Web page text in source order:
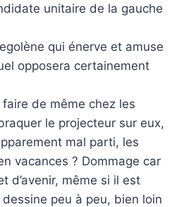
unitaire de la gauche
qui énerve et amuse
opposera certainement
faire de même chez les
le projecteur sur eux,
mal parti, les
vacances ? Dommage car
d’avenir, même si il est
dessine peu à peu, bien loin